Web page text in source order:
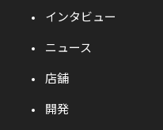
インタビュー
ニュース
店舗
開発